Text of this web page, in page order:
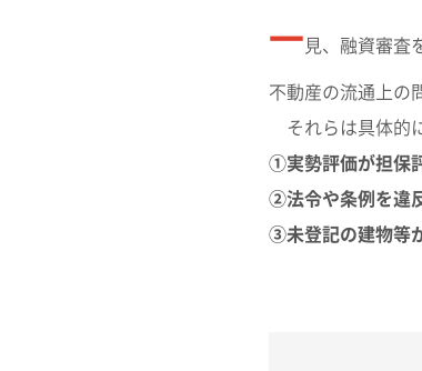
一 見、融資審査
不動産の流通上の
それらは具体的
①実勢評価が担保
②法令や条例を違
③未登記の建物等